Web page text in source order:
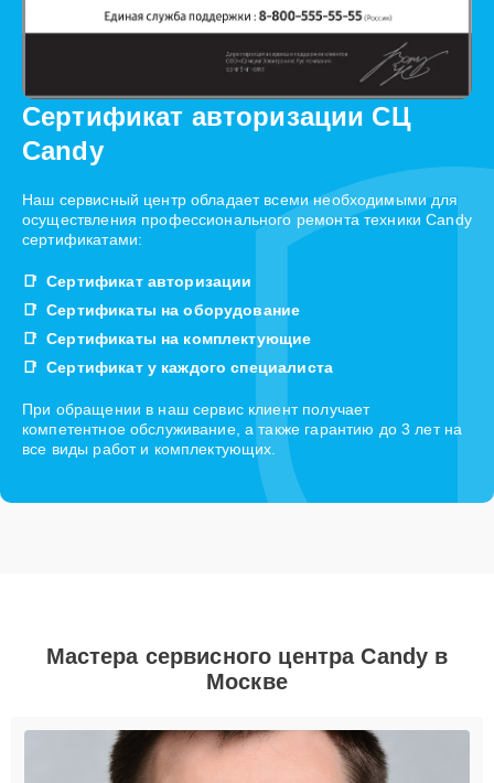
Сертификат авторизации СЦ
Candy
Наш сервисный центр обладает всеми необходимыми для
осуществления профессионального ремонта техники Candy
сертификатами:
Сертификат авторизации
Сертификаты на оборудование
Сертификаты на комплектующие
Сертификат у каждого специалиста
При обращении в наш сервис клиент получает
компетентное обслуживание, а также гарантию до 3 лет на
все виды работ и комплектующих.
Мастера сервисного центра Candy в
Москве